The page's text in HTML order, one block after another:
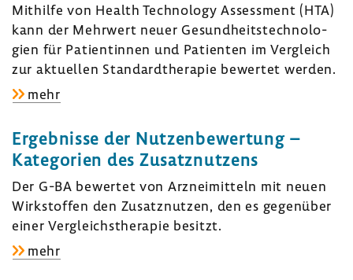
Nutzen­
be­
wer­
tung
Mithilfe von Health Technology Assessment (HTA)
kann der Mehr­wert neuer Gesund­heits­tech­no­lo­
gien für Pati­en­tinnen und Pati­enten im Vergleich
zur aktu­ellen Stan­dard­the­rapie bewertet werden.
mehrzu:
HTA
Ergeb­nisse der Nutzen­be­wer­tung –
Kate­go­rien des Zusatz­nut­zens
Der G-BA bewertet von Arznei­mit­teln mit neuen
Wirk­stoffen den Zusatz­nutzen, den es gegen­über
einer Vergleichs­the­rapie besitzt.
mehrzu: